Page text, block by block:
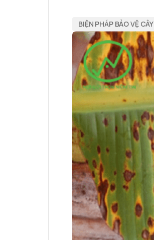
BIỆN PHÁP BẢO VỆ CÂY